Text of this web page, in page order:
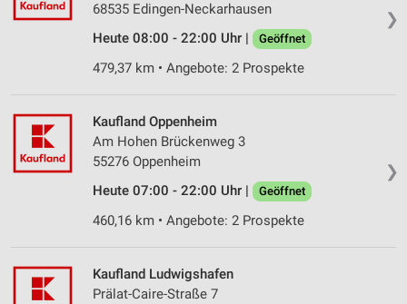
❯
68535 Edingen-Neckarhausen
Heute 08:00 - 22:00 Uhr |
Geöffnet
479,37 km • Angebote: 2 Prospekte
❯
Kaufland Oppenheim
Am Hohen Brückenweg 3
55276 Oppenheim
Heute 07:00 - 22:00 Uhr |
Geöffnet
460,16 km • Angebote: 2 Prospekte
Kaufland Ludwigshafen
Prälat-Caire-Straße 7